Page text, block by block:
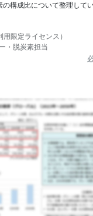
構成比について整理してい
限定ライセンス）
・脱炭素担当